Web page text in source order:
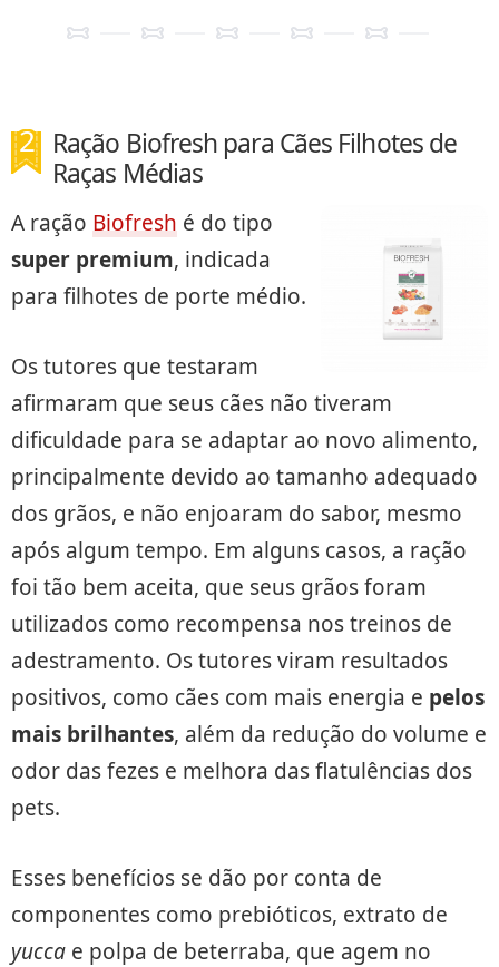
Ração Biofresh para Cães Filhotes de
Raças Médias
A ração Biofresh é do tipo
super premium, indicada
para filhotes de porte médio.
Os tutores que testaram
afirmaram que seus cães não tiveram
dificuldade para se adaptar ao novo alimento,
principalmente devido ao tamanho adequado
dos grãos, e não enjoaram do sabor, mesmo
após algum tempo. Em alguns casos, a ração
foi tão bem aceita, que seus grãos foram
utilizados como recompensa nos treinos de
adestramento. Os tutores viram resultados
positivos, como cães com mais energia e pelos
mais brilhantes, além da redução do volume e
odor das fezes e melhora das flatulências dos
pets.
Esses benefícios se dão por conta de
componentes como prebióticos, extrato de
yucca e polpa de beterraba, que agem no